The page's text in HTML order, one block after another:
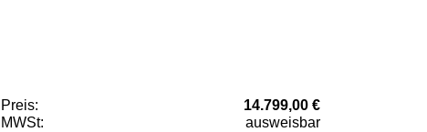
Preis:
14.799,00 €
MWSt:
ausweisbar